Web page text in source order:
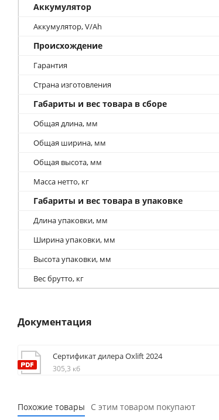
Аккумулятор
Аккумулятор, V/Ah
Происхождение
Гарантия
Страна изготовления
Габариты и вес товара в сборе
Общая длина, мм
Общая ширина, мм
Общая высота, мм
Масса нетто, кг
Габариты и вес товара в упаковке
Длина упаковки, мм
Ширина упаковки, мм
Высота упаковки, мм
Вес брутто, кг
Документация
Сертификат дилера Oxlift 2024
305,3 кб
Похожие товары С этим товаром покупают